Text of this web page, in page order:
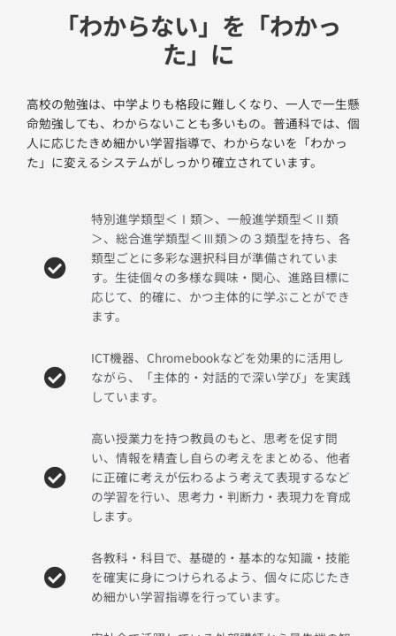
「わからない」を「わかっ
た」に
高校の勉強は、中学よりも格段に難しくなり、一人で一生懸
命勉強しても、わからないことも多いもの。普通科では、個
人に応じたきめ細かい学習指導で、わからないを「わかっ
た」に変えるシステムがしっかり確立されています。
特別進学類型＜Ⅰ類＞、一般進学類型＜Ⅱ類
＞、総合進学類型＜Ⅲ類＞の３類型を持ち、各
類型ごとに多彩な選択科目が準備されていま
す。生徒個々の多様な興味・関心、進路目標に
応じて、的確に、かつ主体的に学ぶことができ
ます。
ICT機器、Chromebookなどを効果的に活用し
ながら、「主体的・対話的で深い学び」を実践
しています。
高い授業力を持つ教員のもと、思考を促す問
い、情報を精査し自らの考えをまとめる、他者
に正確に考えが伝わるよう考えて表現するなど
の学習を行い、思考力・判断力・表現力を育成
します。
各教科・科目で、基礎的・基本的な知識・技能
を確実に身につけられるよう、個々に応じたき
め細かい学習指導を行っています。